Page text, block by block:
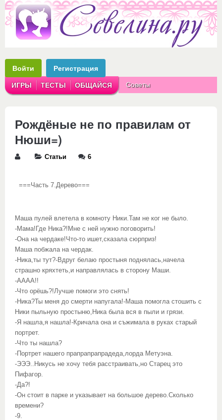
Войти Регистрация
ИГРЫ ТЕСТЫ ОБЩАЙСЯ Советы
Рождёные не по правилам от
Нюши=)
Статьи 6
===Часть 7.Дерево===
Маша пулей влетела в комноту Ники.Там не ког не было.
-Мама!Где Ника?!Мне с ней нужно поговорить!
-Она на чердаке!Что-то ишет,сказала сюрприз!
Маша побжала на чердак.
-Ника,ты тут?-Вдруг белаю простыня поднялась,начела
страшно кряхтеть,и направлялась в сторону Маши.
-АААА!!
-Что орёшь?!Лучше помоги это снять!
-Ника?Ты меня до смерти напугала!-Маша помогла стошить с
Ники пыльную простыню,Ника была вся в пыли и грязи.
-Я нашла,я нашла!-Кричала она и съжимала в руках старый
портрет.
-Что ты нашла?
-Портрет нашего прапрапрапрадеда,лорда Метуэна.
-ЭЭЭ..Никусь не хочу тебя расстраивать,но Старец это
Пифагор.
-Да?!
-Он стоит в парке и указывает на большое дерево.Сколько
времени?
-9.